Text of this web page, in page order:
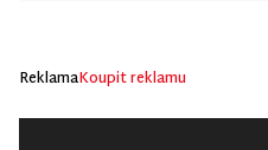
ReklamaKoupit reklamu